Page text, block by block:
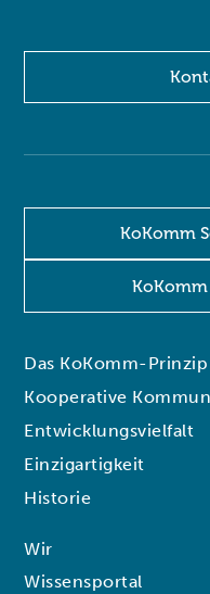
KoKomm
Das KoKomm-Prinzip
Kooperative
Entwicklungsvielfalt
Einzigartigkeit
Historie
Wir
Wissensportal